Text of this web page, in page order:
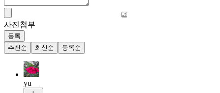
사진첨부
등록
추천순
최신순 등록순
yu